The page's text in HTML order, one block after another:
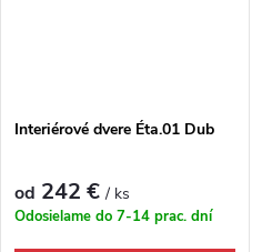
Interiérové dvere Éta.01 Dub
od 242 €/ ks
Odosielame do 7-14 prac. dní